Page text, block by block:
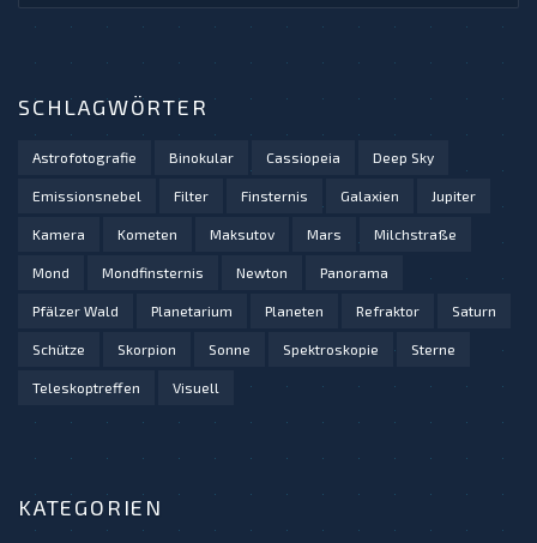
SCHLAGWÖRTER
Astrofotografie Binokular Cassiopeia Deep Sky
Emissionsnebel Filter Finsternis Galaxien Jupiter
Kamera Kometen Maksutov Mars Milchstraße
Mond Mondfinsternis Newton Panorama
Pfälzer Wald Planetarium Planeten Refraktor Saturn
Schütze Skorpion Sonne Spektroskopie Sterne
Teleskoptreffen Visuell
KATEGORIEN